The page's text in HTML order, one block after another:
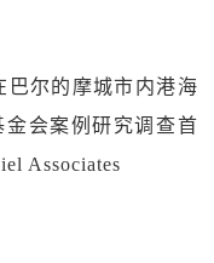
巴尔的摩城市内港海
会案例研究调查首
Associates